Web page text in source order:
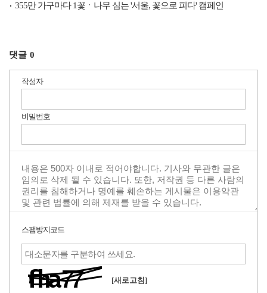
355만 가구마다 1꽃ㆍ나무 심는 '서울, 꽃으로 피다' 캠페인
댓글 0
작성자
비밀번호
스팸방지코드
[새로고침]